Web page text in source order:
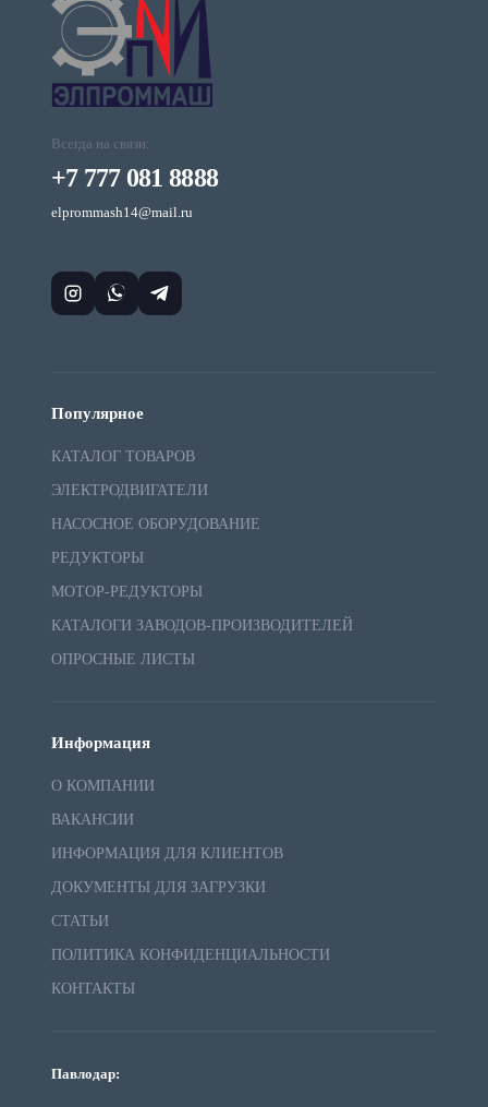
Всегда на связи:
+7 777 081 8888
elprommash14@mail.ru
Популярное
КАТАЛОГ ТОВАРОВ
ЭЛЕКТРОДВИГАТЕЛИ
НАСОСНОЕ ОБОРУДОВАНИЕ
РЕДУКТОРЫ
МОТОР-РЕДУКТОРЫ
КАТАЛОГИ ЗАВОДОВ-ПРОИЗВОДИТЕЛЕЙ
ОПРОСНЫЕ ЛИСТЫ
Информация
О КОМПАНИИ
ВАКАНСИИ
ИНФОРМАЦИЯ ДЛЯ КЛИЕНТОВ
ДОКУМЕНТЫ ДЛЯ ЗАГРУЗКИ
СТАТЬИ
ПОЛИТИКА КОНФИДЕНЦИАЛЬНОСТИ
КОНТАКТЫ
Павлодар: